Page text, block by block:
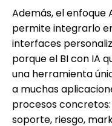
Además, el enfoque
permite integrarlo
interfaces
porque el BI con IA
una herramienta
a muchas
procesos
soporte, riesgo,